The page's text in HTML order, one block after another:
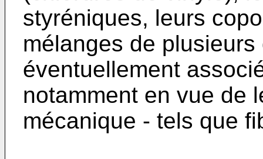
styréniques, leurs
mélanges de
éventuellement
notamment en vue de
mécanique - tels que